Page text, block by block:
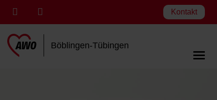
Kontakt
Böblingen-Tübingen